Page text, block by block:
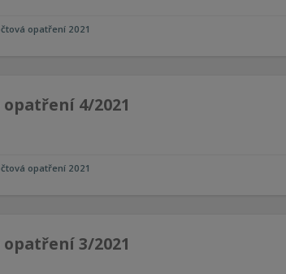
opatření 2021
opatření 4/2021
opatření 2021
opatření 3/2021